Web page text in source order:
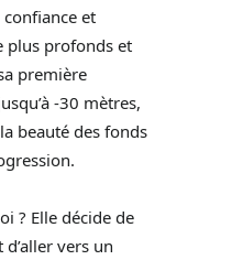
et
plus profonds et
première
-30 mètres,
beauté des fonds
? Elle décide de
vers un